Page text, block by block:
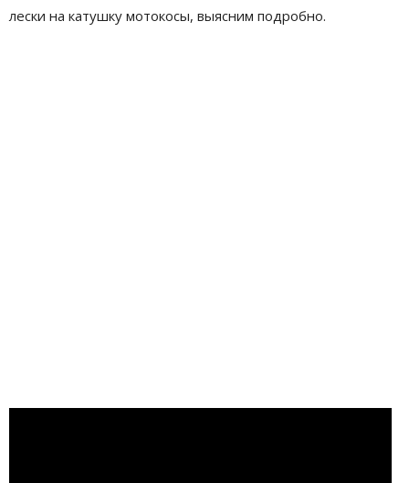
лески на катушку мотокосы, выясним подробно.